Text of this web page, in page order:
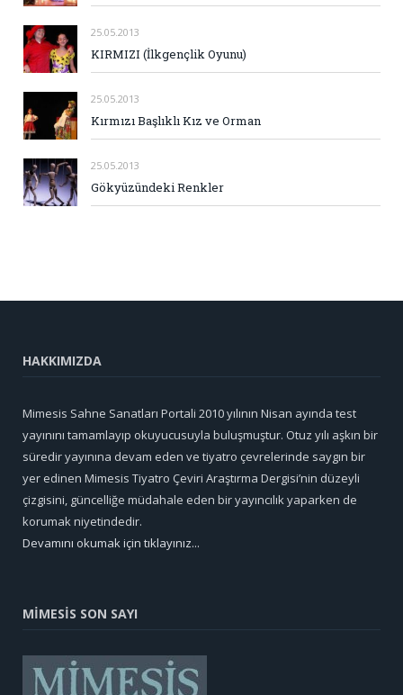
25.05.2013
KIRMIZI (İlkgençlik Oyunu)
25.05.2013
Kırmızı Başlıklı Kız ve Orman
25.05.2013
Gökyüzündeki Renkler
HAKKIMIZDA
Mimesis Sahne Sanatları Portali 2010 yılının Nisan ayında test
yayınını tamamlayıp okuyucusuyla buluşmuştur. Otuz yılı aşkın bir
süredir yayınına devam eden ve tiyatro çevrelerinde saygın bir
yer edinen Mimesis Tiyatro Çeviri Araştırma Dergisi’nin düzeyli
çizgisini, güncelliğe müdahale eden bir yayıncılık yaparken de
korumak niyetindedir.
Devamını okumak için tıklayınız...
MİMESİS SON SAYI